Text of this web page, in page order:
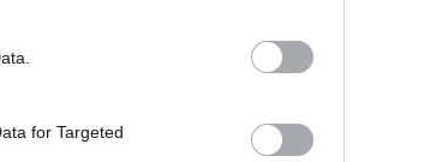
for Targeted